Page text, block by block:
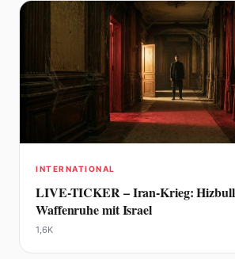
INTERNATIONAL
LIVE-TICKER – Iran-Krieg:
Waffenruhe mit Israel
1,6K